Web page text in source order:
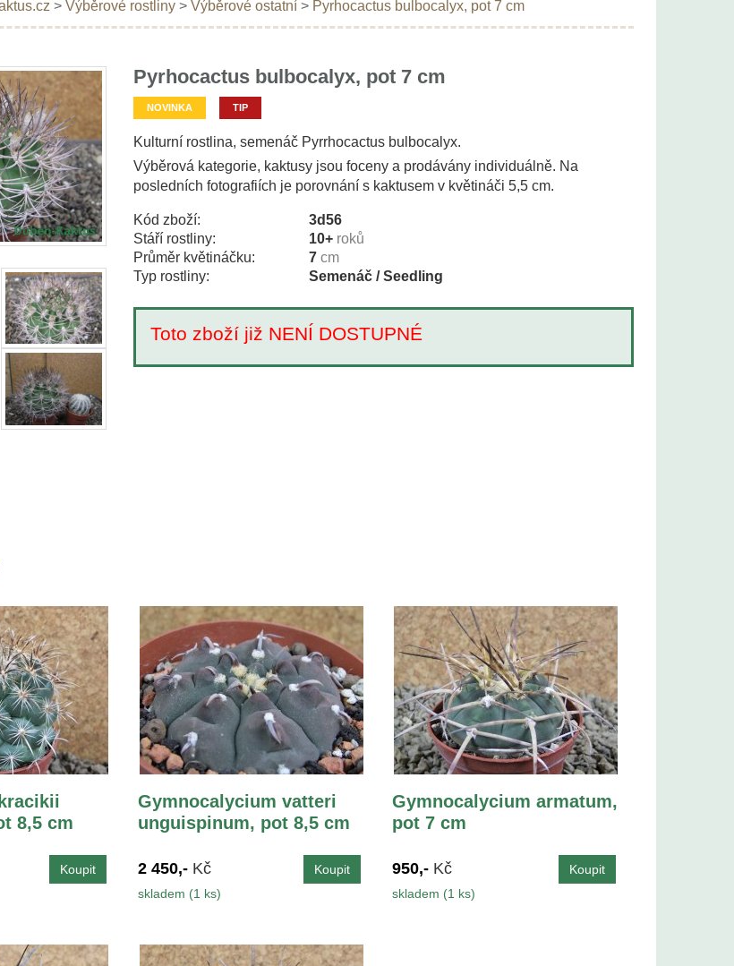
> Výběrové rostliny> Výběrové ostatní> Pyrhocactus bulbocalyx, pot 7 cm
Pyrhocactus bulbocalyx, pot 7 cm
NOVINKA TIP
Kulturní rostlina, semenáč Pyrrhocactus bulbocalyx.
Výběrová kategorie, kaktusy jsou foceny a prodávány individuálně. Na
posledních fotografiích je porovnání s kaktusem v květináči 5,5 cm.
Kód zboží:
3d56
Stáří rostliny:
10+ roků
Průměr květináčku:
7 cm
Typ rostliny:
Semenáč / Seedling
Toto zboží již NENÍ DOSTUPNÉ
8,5 cm
Gymnocalycium vatteri
unguispinum, pot 8,5 cm
2 450,- Kč
skladem (1 ks)
Gymnocalycium armatum,
pot 7 cm
950,- Kč
skladem (1 ks)